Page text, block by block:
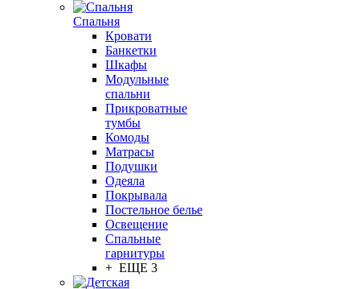
Спальня
Кровати
Банкетки
Шкафы
Модульные
спальни
Прикроватные
тумбы
Комоды
Матрасы
Подушки
Одеяла
Покрывала
Постельное белье
Освещение
Спальные
гарнитуры
+ ЕЩЕ 3